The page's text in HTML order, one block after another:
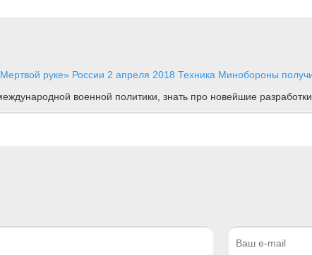
руке» России 2 апреля 2018 Техника Минобороны
военной политики, знать про новейшие